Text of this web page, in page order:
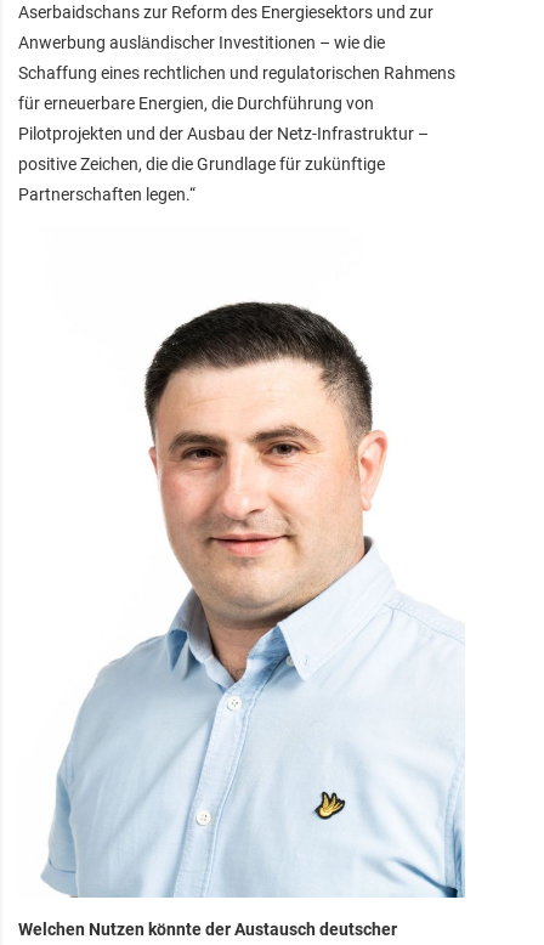
Aserbaidschans zur Reform des Energiesektors und zur
Anwerbung ausländischer Investitionen – wie die
Schaffung eines rechtlichen und regulatorischen Rahmens
für erneuerbare Energien, die Durchführung von
Pilotprojekten und der Ausbau der Netz-Infrastruktur –
positive Zeichen, die die Grundlage für zukünftige
Partnerschaften legen.“
Welchen Nutzen könnte der Austausch deutscher